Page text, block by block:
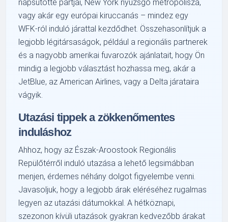
napsütötte partjai, New York nyüzsgő metropolisza,
vagy akár egy európai kiruccanás – mindez egy
WFK-ról induló járattal kezdődhet. Összehasonlítjuk a
legjobb légitársaságok, például a regionális partnerek
és a nagyobb amerikai fuvarozók ajánlatait, hogy Ön
mindig a legjobb választást hozhassa meg, akár a
JetBlue, az American Airlines, vagy a Delta járataira
vágyik.
Utazási tippek a zökkenőmentes
induláshoz
Ahhoz, hogy az Észak-Aroostook Regionális
Repülőtérről induló utazása a lehető legsimábban
menjen, érdemes néhány dolgot figyelembe venni.
Javasoljuk, hogy a legjobb árak eléréséhez rugalmas
legyen az utazási dátumokkal. A hétköznapi,
szezonon kívüli utazások gyakran kedvezőbb árakat